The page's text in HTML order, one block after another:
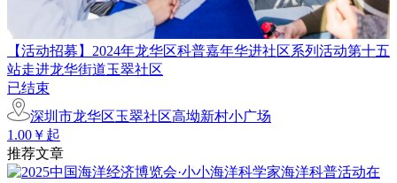
【活动招募】2024年龙华区科普嘉年华进社区系列活动第十五
站走进龙华街道玉翠社区
已结束
深圳市龙华区玉翠社区高坳新村小广场
1.00￥起
推荐文章